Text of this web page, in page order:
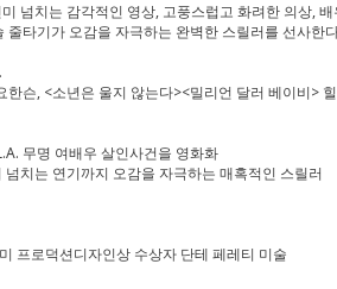
넘치는 감각적인 영상, 고풍스럽고 화려한 의상,
타기가 오감을 자극하는 완벽한 스릴러를 선사한
슨, <소년은 울지 않는다><밀리언 달러 베이비>
무명 여배우 살인사건을 영화화
치는 연기까지 오감을 자극하는 매혹적인 스릴러
프로덕션디자인상 수상자 단테 페레티 미술